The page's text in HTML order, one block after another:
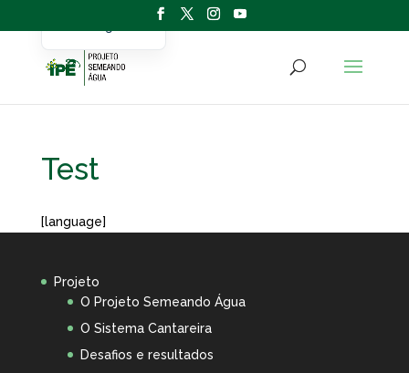
Test
[language]
Projeto
O Projeto Semeando Água
O Sistema Cantareira
Desafios e resultados
English